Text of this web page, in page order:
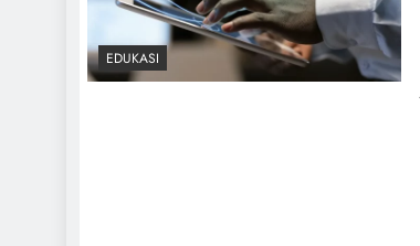
EDUKASI